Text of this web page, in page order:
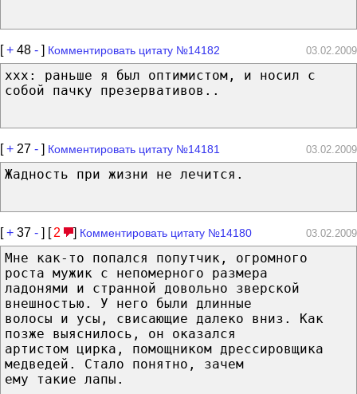
[+ 48 - ] Комментировать цитату №14182 03.02.2009
ххх: раньше я был оптимистом, и носил с
собой пачку презервативов..
[+ 27 - ] Комментировать цитату №14181 03.02.2009
Жадность при жизни не лечится.
[+ 37 - ] [ 2 ] Комментировать цитату №14180 03.02.2009
Мне как-то попался попутчик, огромного
роста мужик с непомерного размера
ладонями и странной довольно зверской
внешностью. У него были длинные
волосы и усы, свисающие далеко вниз. Как
позже выяснилось, он оказался
артистом цирка, помощником дрессировщика
медведей. Стало понятно, зачем
ему такие лапы.